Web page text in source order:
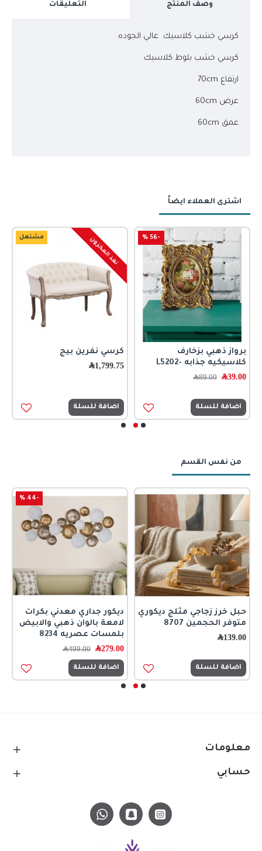
وصف المنتج التعليقات
كرسي خشب كلاسيك عالي الجوده
كرسي خشب بلوط كلاسيك
ارتفاع 70cm
عرض 60cm
عمق 60cm
اشترى العملاء ايضاً
-56 %
برواز ذهبي بزخارف
كلاسيكيه جذابه -L5202
39.00﷼ 89.00﷼
اضافة للسلة
مشتعل نفذ المخزون
كرسي نفرين بيج
1,799.75﷼
اضافة للسلة
من نفس القسم
حبل خرز زجاجي مثلج ديكوري
متوفر الحجمين 8707
139.00﷼
اضافة للسلة
-44 %
ديكور جداري معدني بكرات
لامعة بالوان ذهبي والابيض
بلمسات عصريه 8234
279.00﷼ 499.00﷼
اضافة للسلة
معلومات
حسابي